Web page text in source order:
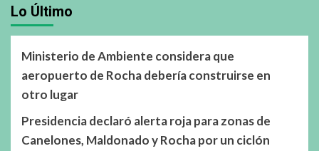
Lo Último
Ministerio de Ambiente considera que
aeropuerto de Rocha debería construirse en
otro lugar
Presidencia declaró alerta roja para zonas de
Canelones, Maldonado y Rocha por un ciclón